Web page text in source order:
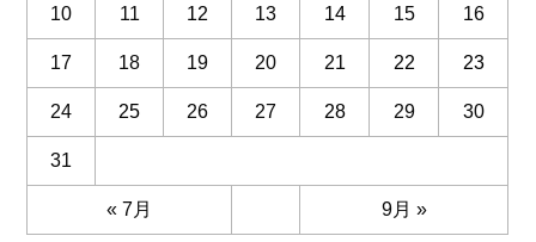
« 7月 9月 »
10 11 12 13 14 15 16
17 18 19 20 21 22 23
24 25 26 27 28 29 30
31